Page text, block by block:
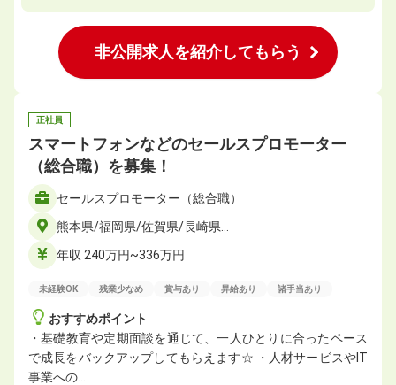
非公開求人を紹介してもらう
正社員
スマートフォンなどのセールスプロモーター
（総合職）を募集！
セールスプロモーター（総合職）
熊本県/福岡県/佐賀県/長崎県…
年収 240万円~336万円
未経験OK 残業少なめ 賞与あり 昇給あり 諸手当あり
おすすめポイント
・基礎教育や定期面談を通じて、一人ひとりに合ったペース
で成長をバックアップしてもらえます☆ ・人材サービスやIT
事業への…